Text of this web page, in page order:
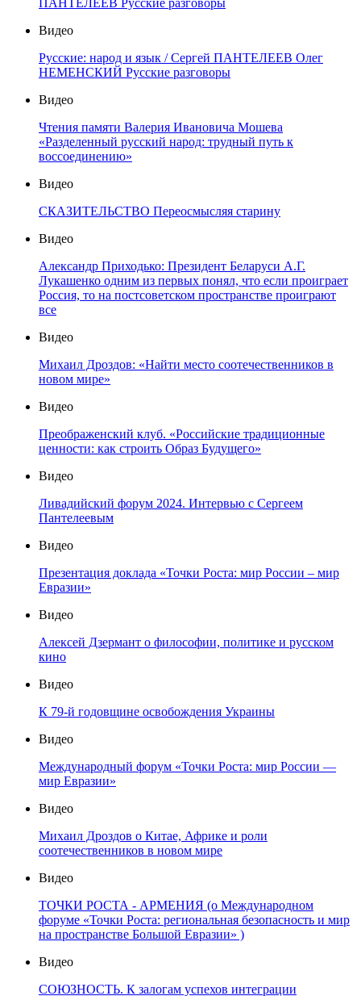
ПАНТЕЛЕЕВ Русские разговоры
Видео
Русские: народ и язык / Сергей ПАНТЕЛЕЕВ Олег
НЕМЕНСКИЙ Русские разговоры
Видео
Чтения памяти Валерия Ивановича Мошева
«Разделенный русский народ: трудный путь к
воссоединению»
Видео
СКАЗИТЕЛЬСТВО Переосмысляя старину
Видео
Александр Приходько: Президент Беларуси А.Г.
Лукашенко одним из первых понял, что если проиграет
Россия, то на постсоветском пространстве проиграют
все
Видео
Михаил Дроздов: «Найти место соотечественников в
новом мире»
Видео
Преображенский клуб. «Российские традиционные
ценности: как строить Образ Будущего»
Видео
Ливадийский форум 2024. Интервью с Сергеем
Пантелеевым
Видео
Презентация доклада «Точки Роста: мир России – мир
Евразии»
Видео
Алексей Дзермант о философии, политике и русском
кино
Видео
К 79-й годовщине освобождения Украины
Видео
Международный форум «Точки Роста: мир России —
мир Евразии»
Видео
Михаил Дроздов о Китае, Африке и роли
соотечественников в новом мире
Видео
ТОЧКИ РОСТА - АРМЕНИЯ (о Международном
форуме «Точки Роста: региональная безопасность и мир
на пространстве Большой Евразии» )
Видео
СОЮЗНОСТЬ. К залогам успехов интеграции